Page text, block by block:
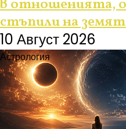
в отношенията,
стъпили на
10 Август 2026
Астрология